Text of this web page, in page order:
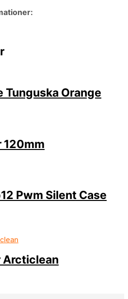
Tunguska Orange
Pwm Silent Case